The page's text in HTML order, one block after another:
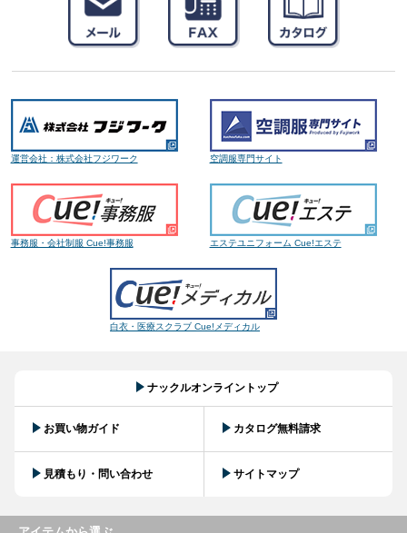
運営会社：株式会社フジワーク 空調服専門サイト
事務服・会社制服 Cue!事務服 エステユニフォーム Cue!エステ
白衣・医療スクラブ Cue!メディカル
ナックルオンライントップ
お買い物ガイド カタログ無料請求
見積もり・問い合わせ サイトマップ